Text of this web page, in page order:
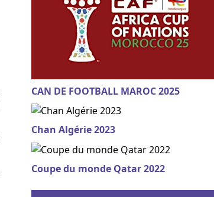
CAN DE FOOTBALL MAROC 2025
Chan Algérie 2023
Coupe du monde Qatar 2022